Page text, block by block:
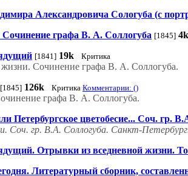
Александровича Сологуба (с
Сочинение графа В. А. Соллогуба [1845] 4k
[1841] 19k Критика
Сочинение графа В. А. Соллогуба.
[1845] 126k Критика Комментарии: ()
графа В. А. Соллогуба.
Петербургское цветобесие... Соч. гр.
Соч. гр. В.А. Соллогуба. Санкт-
Отрывки из вседневной жизни.
Литературный сборник,